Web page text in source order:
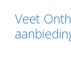
Veet